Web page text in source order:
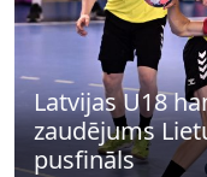
Latvijas U18
zaudējums
pusfināls